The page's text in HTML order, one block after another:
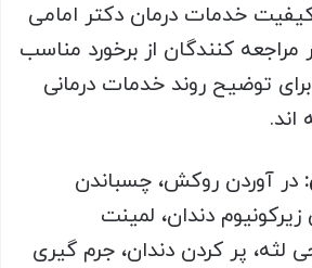
خدمات درمان دکتر امامی
مراجعه کنندگان از برخورد مناسب
توضیح روند خدمات درمانی
در آوردن روکش، چسباندن
دندان، لمینت
لثه، پر کردن دندان، جرم گیری